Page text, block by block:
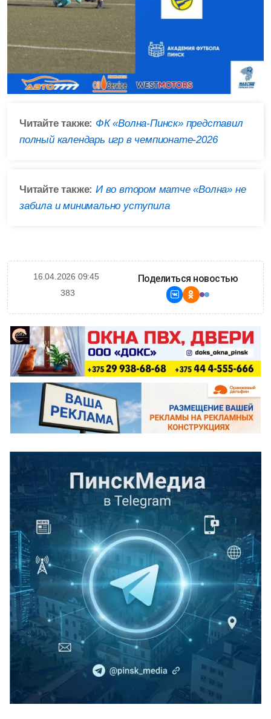
Читайте также: ФК «Волна-Пинск» представил
полный календарь игр в чемпионате-2026
Читайте также: И во втором матче «Волна» не
забила и минимально уступила
16.04.2026 09:45
383
Поделиться новостью